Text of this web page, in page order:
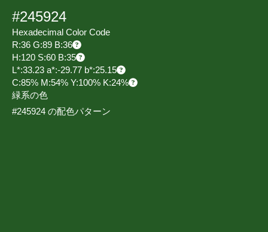
#245924
Hexadecimal Color Code
R:36 G:89 B:36
H:120 S:60 B:35
L*:33.23 a*:-29.77 b*:25.15
C:85% M:54% Y:100% K:24%
緑系の色
#245924 の配色パターン